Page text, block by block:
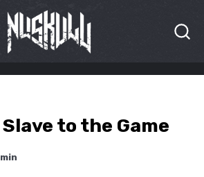
to the Game